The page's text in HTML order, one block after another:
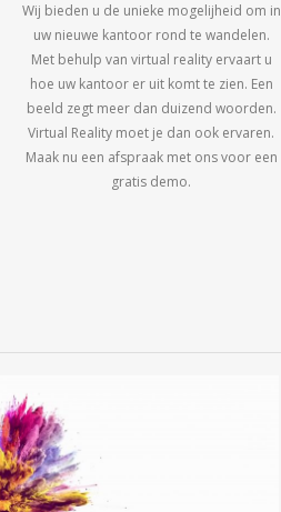
Wij bieden u de unieke mogelijheid om in
uw nieuwe kantoor rond te wandelen.
Met behulp van virtual reality ervaart u
hoe uw kantoor er uit komt te zien. Een
beeld zegt meer dan duizend woorden.
Virtual Reality moet je dan ook ervaren.
Maak nu een afspraak met ons voor een
gratis demo.